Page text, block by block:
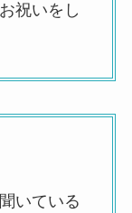
祝いをし
いている